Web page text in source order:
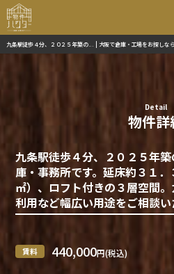
九条駅徒歩４分、２０２５年築の... | 大阪で倉庫・工場をお探しな
Detail
物件詳
九条駅徒歩４分、２０２５年
庫・事務所です。延床約３１
㎡）、ロフト付きの３層空間
利用など幅広い用途をご相談い
賃料 440,000円(税込)